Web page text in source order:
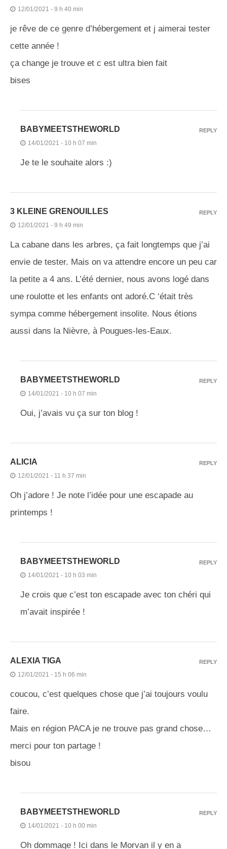
12/01/2021 - 9 h 40 min
je rêve de ce genre d’hébergement et j aimerai tester
cette année !
ça change je trouve et c est ultra bien fait
bises
BABYMEETSTHEWORLD
14/01/2021 - 10 h 07 min
Je te le souhaite alors :)
REPLY
3 KLEINE GRENOUILLES
12/01/2021 - 9 h 49 min
La cabane dans les arbres, ça fait longtemps que j’ai
envie de tester. Mais on va attendre encore un peu car
la petite a 4 ans. L’été dernier, nous avons logé dans
une roulotte et les enfants ont adoré.C ‘était très
sympa comme hébergement insolite. Nous étions
aussi dans la Nièvre, à Pougues-les-Eaux.
REPLY
BABYMEETSTHEWORLD
14/01/2021 - 10 h 07 min
Oui, j’avais vu ça sur ton blog !
REPLY
ALICIA
12/01/2021 - 11 h 37 min
Oh j’adore ! Je note l’idée pour une escapade au
printemps !
REPLY
BABYMEETSTHEWORLD
14/01/2021 - 10 h 03 min
Je crois que c’est ton escapade avec ton chéri qui
m’avait inspirée !
REPLY
ALEXIA TIGA
12/01/2021 - 15 h 06 min
coucou, c’est quelques chose que j’ai toujours voulu
faire.
Mais en région PACA je ne trouve pas grand chose…
merci pour ton partage !
bisou
REPLY
BABYMEETSTHEWORLD
14/01/2021 - 10 h 00 min
Oh dommage ! Ici dans le Morvan il y en a
REPLY